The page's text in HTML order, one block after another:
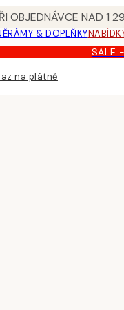
OBJEDNÁVCE NAD 1
RÁMY & DOPLŇKY
SALE
na plátně